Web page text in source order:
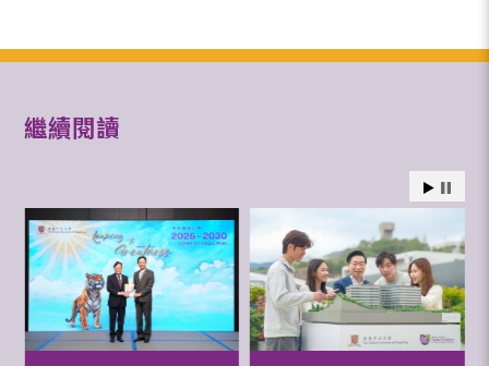
繼續閱讀